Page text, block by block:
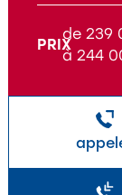
PRIX
de 239
à 244